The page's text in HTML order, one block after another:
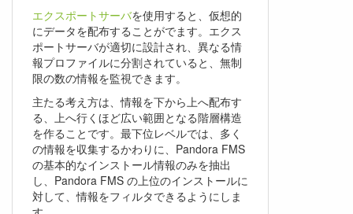
エクスポートサーバを使用すると、仮想的
にデータを配布することがでます。エクス
ポートサーバが適切に設計され、異なる情
報プロファイルに分割されていると、無制
限の数の情報を監視できます。
主たる考え方は、情報を下から上へ配布す
る、上へ行くほど広い範囲となる階層構造
を作ることです。最下位レベルでは、多く
の情報を収集するかわりに、Pandora FMS
の基本的なインストール情報のみを抽出
し、Pandora FMS の上位のインストールに
対して、情報をフィルタできるようにしま